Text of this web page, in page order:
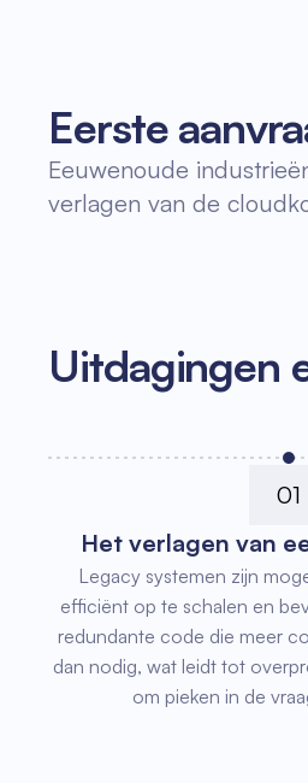
Eerste
Eeuwenoude
verlagen van de
Uitdagingen
01
Het verlagen van
Legacy systemen zijn
efficiënt op te schalen en
redundante code die meer
dan nodig, wat leidt tot
om pieken in de